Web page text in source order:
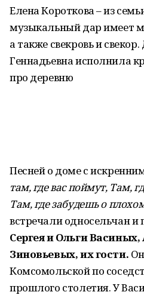
Елена Короткова – из
музыкальный дар имеет
а также свекровь и
Геннадьевна исполнила
про деревню
Песней о доме с
там, где вас поймут, Там,
Там, где забудешь о
встречали односельчан и
Сергея и Ольги
Зиновьевых, их гости.
Комсомольской по
прошлого столетия. У